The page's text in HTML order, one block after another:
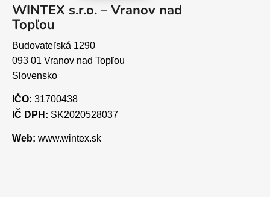
WINTEX s.r.o. – Vranov nad
Topľou
Budovateľská 1290
093 01 Vranov nad Topľou
Slovensko
IČO: 31700438
IČ DPH: SK2020528037
Web: www.wintex.sk